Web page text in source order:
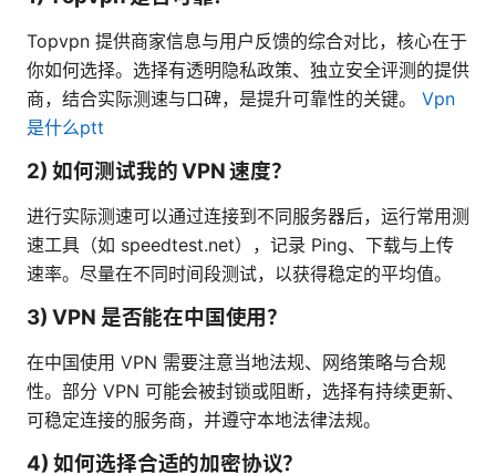
Topvpn 提供商家信息与用户反馈的综合对比，核心在于
你如何选择。选择有透明隐私政策、独立安全评测的提供
商，结合实际测速与口碑，是提升可靠性的关键。 Vpn
是什么ptt
2) 如何测试我的 VPN 速度？
进行实际测速可以通过连接到不同服务器后，运行常用测
速工具（如 speedtest.net），记录 Ping、下载与上传
速率。尽量在不同时间段测试，以获得稳定的平均值。
3) VPN 是否能在中国使用？
在中国使用 VPN 需要注意当地法规、网络策略与合规
性。部分 VPN 可能会被封锁或阻断，选择有持续更新、
可稳定连接的服务商，并遵守本地法律法规。
4) 如何选择合适的加密协议？